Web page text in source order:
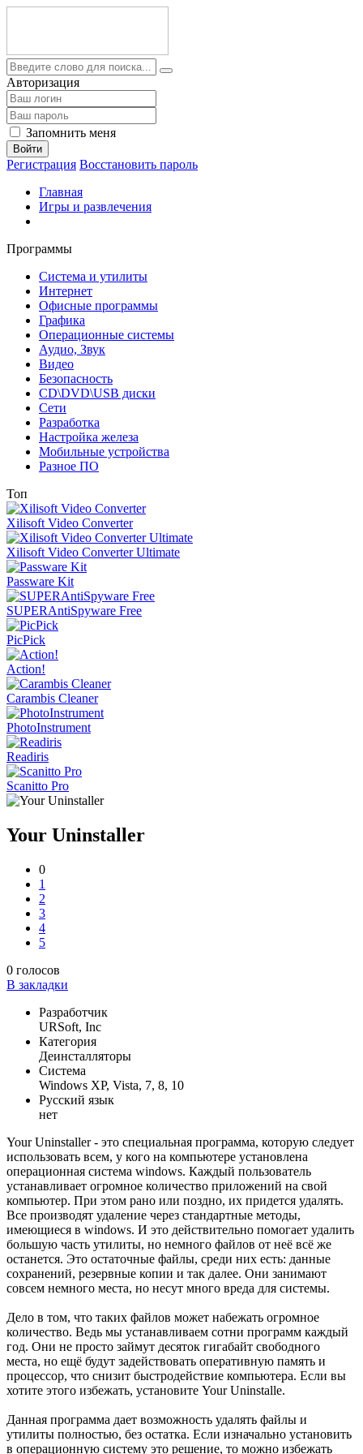
Авторизация
Запомнить меня
Войти
Регистрация Восстановить пароль
Главная
Игры и развлечения
Программы
Система и утилиты
Интернет
Офисные программы
Графика
Операционные системы
Аудио, Звук
Видео
Безопасность
CD\DVD\USB диски
Сети
Разработка
Настройка железа
Мобильные устройства
Разное ПО
Топ
Xilisoft Video Converter
Xilisoft Video Converter Ultimate
Passware Kit
SUPERAntiSpyware Free
PicPick
Action!
Carambis Cleaner
PhotoInstrument
Readiris
Scanitto Pro
Your Uninstaller
0
1
2
3
4
5
0 голосов
В закладки
Разработчик
URSoft, Inc
Категория
Деинсталляторы
Система
Windows XP, Vista, 7, 8, 10
Русский язык
нет
Your Uninstaller - это специальная программа, которую следует
использовать всем, у кого на компьютере установлена
операционная система windows. Каждый пользователь
устанавливает огромное количество приложений на свой
компьютер. При этом рано или поздно, их придется удалять.
Все производят удаление через стандартные методы,
имеющиеся в windows. И это действительно помогает удалить
большую часть утилиты, но немного файлов от неё всё же
останется. Это остаточные файлы, среди них есть: данные
сохранений, резервные копии и так далее. Они занимают
совсем немного места, но несут много вреда для системы.
Дело в том, что таких файлов может набежать огромное
количество. Ведь мы устанавливаем сотни программ каждый
год. Они не просто займут десяток гигабайт свободного
места, но ещё будут задействовать оперативную память и
процессор, что снизит быстродействие компьютера. Если вы
хотите этого избежать, установите Your Uninstalle.
Данная программа дает возможность удалять файлы и
утилиты полностью, без остатка. Если изначально установить
в операционную систему это решение, то можно избежать